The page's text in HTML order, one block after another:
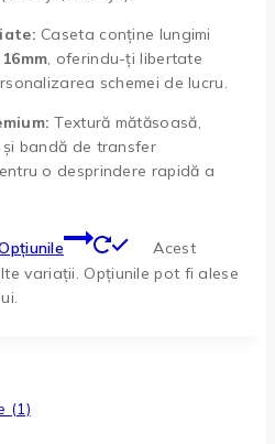
Caseta conține lungimi
, oferindu-ți libertate
schemei de lucru.
Textură mătăsoasă,
bandă de transfer
o desprindere rapidă a
Acest
variații. Opțiunile pot fi alese
(1)